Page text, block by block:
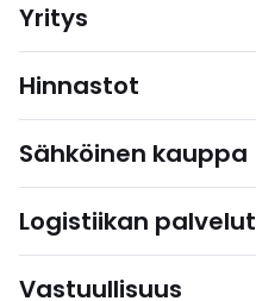
Yritys
Hinnastot
Sähköinen kauppa
Logistiikan palvelut
Vastuullisuus